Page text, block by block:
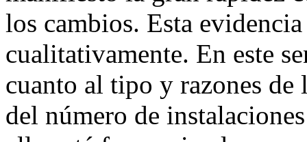
los cambios. Esta
cualitativamente. En este
cuanto al tipo y razones
del número de